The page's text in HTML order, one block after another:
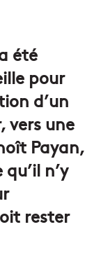
été
pour
d’un
vers une
Payan,
n’y
rester